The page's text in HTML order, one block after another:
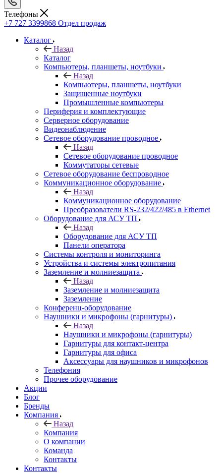
Телефоны
+7 727 3399868 Отдел продаж
Каталог
Назад
Каталог
Компьютеры, планшеты, ноутбуки
Назад
Компьютеры, планшеты, ноутбуки
Защищенные ноутбуки
Промышленные компьютеры
Периферия и комплектующие
Серверное оборудование
Видеонаблюдение
Сетевое оборудование проводное
Назад
Сетевое оборудование проводное
Коммутаторы сетевые
Сетевое оборудование беспроводное
Коммуникационное оборудование
Назад
Коммуникационное оборудование
Преобразователи RS-232/422/485 в Ethernet
Оборудование для АСУ ТП
Назад
Оборудование для АСУ ТП
Панели оператора
Системы контроля и мониторинга
Устройства и системы электропитания
Заземление и молниезащита
Назад
Заземление и молниезащита
Заземление
Конференц-оборудование
Наушники и микрофоны (гарнитуры)
Назад
Наушники и микрофоны (гарнитуры)
Гарнитуры для контакт-центра
Гарнитуры для офиса
Аксессуары для наушников и микрофонов
Телефония
Прочее оборудование
Акции
Блог
Бренды
Компания
Назад
Компания
О компании
Команда
Контакты
Контакты